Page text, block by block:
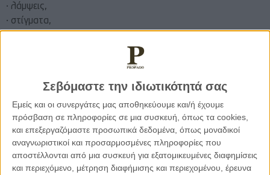
Σεβόμαστε την ιδιωτικότητά σας
Εμείς και οι συνεργάτες μας αποθηκεύουμε και/ή έχουμε
πρόσβαση σε πληροφορίες σε μια συσκευή, όπως τα cookies,
και επεξεργαζόμαστε προσωπικά δεδομένα, όπως μοναδικοί
αναγνωριστικοί και προσαρμοσμένες πληροφορίες που
αποστέλλονται από μια συσκευή για εξατομικευμένες διαφημίσεις
και περιεχόμενο, μέτρηση διαφήμισης και περιεχομένου, έρευνα
· λάμψεις,
· στίγματα,
· τυφλές περιοχές στο οπτικό πεδίο (όταν δηλαδή λείπει
· σωληνοειδής όραση,
· παροδική απώλεια όρασης,
· αίσθηση ότι κοιτάζουμε μέσα από νερό ή από κύματα
ζέστης ή από καλειδοσκόπιο,
· κατακερματισμός της εικόνας, και
· διαταραχές στην αντίληψη του μεγέθους των αντικειμένων
και των χρωμάτων τους.